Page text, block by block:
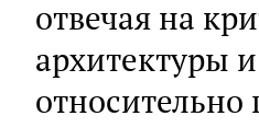
отвечая на
архитектуры